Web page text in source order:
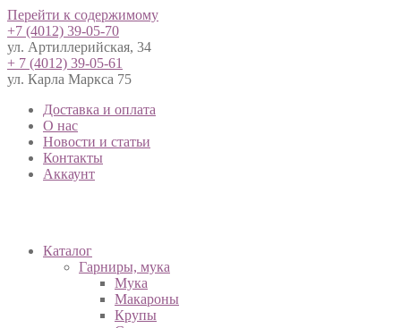
Перейти к содержимому
+7 (4012) 39-05-70
ул. Артиллерийская, 34
+ 7 (4012) 39-05-61
ул. Карла Маркса 75
Доставка и оплата
О нас
Новости и статьи
Контакты
Аккаунт
Каталог
Гарниры, мука
Мука
Макароны
Крупы